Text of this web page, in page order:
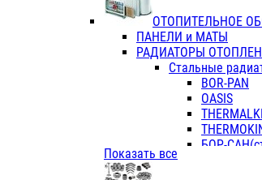
ОТОПИТЕЛЬНОЕ
ПАНЕЛИ и МАТЫ
РАДИАТОРЫ
Стальные
BOR-PAN
OASIS
БОР-
Показать все